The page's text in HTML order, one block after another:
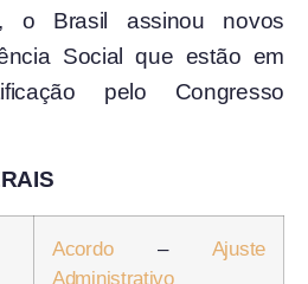
o Brasil assinou novos
Social que estão em
pelo Congresso
Acordo– Ajuste
Administrativo